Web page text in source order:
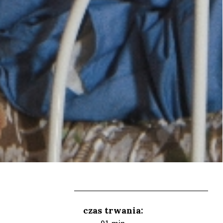
czas trwania: